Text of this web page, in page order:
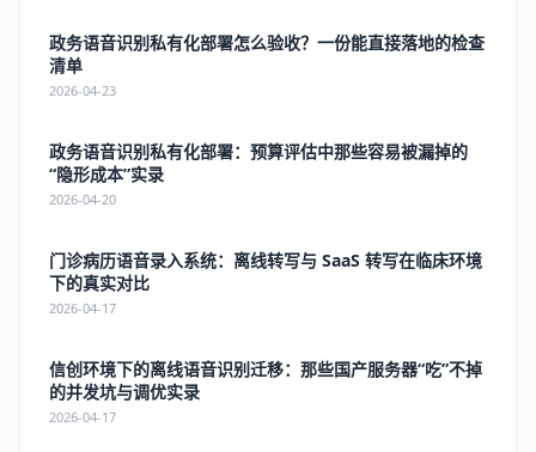
政务语音识别私有化部署怎么验收？一份能直接落地的检查
清单
2026-04-23
政务语音识别私有化部署：预算评估中那些容易被漏掉的
“隐形成本”实录
2026-04-20
门诊病历语音录入系统：离线转写与 SaaS 转写在临床环境
下的真实对比
2026-04-17
信创环境下的离线语音识别迁移：那些国产服务器“吃”不掉
的并发坑与调优实录
2026-04-17